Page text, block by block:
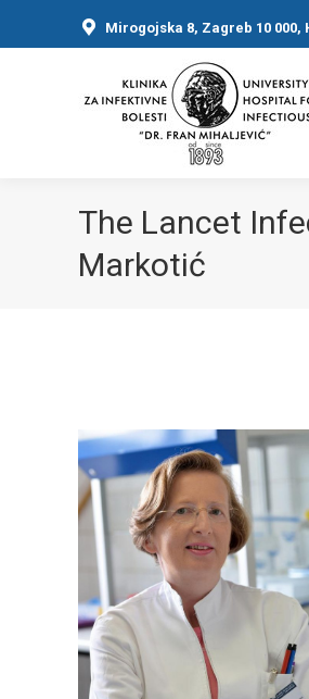
Mirogojska 8, Zagreb 10 000,
The Lancet
Markotić